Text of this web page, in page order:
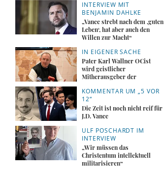
INTERVIEW MIT
BENJAMIN DAHLKE
„Vance strebt nach dem ,guten
Leben‘, hat aber auch den
Willen zur Macht“
IN EIGENER SACHE
Pater Karl Wallner OCist
wird geistlicher
Mitherausgeber der
KOMMENTAR UM „5 VOR
12“
Die Zeit ist noch nicht reif für
J.D. Vance
ULF POSCHARDT IM
INTERVIEW
„Wir müssen das
Christentum intellektuell
militarisieren“